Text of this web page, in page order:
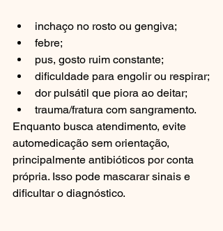
inchaço no rosto ou gengiva;
febre;
pus, gosto ruim constante;
dificuldade para engolir ou respirar;
dor pulsátil que piora ao deitar;
trauma/fratura com sangramento.
Enquanto busca atendimento, evite
automedicação sem orientação,
principalmente antibióticos por conta
própria. Isso pode mascarar sinais e
dificultar o diagnóstico.